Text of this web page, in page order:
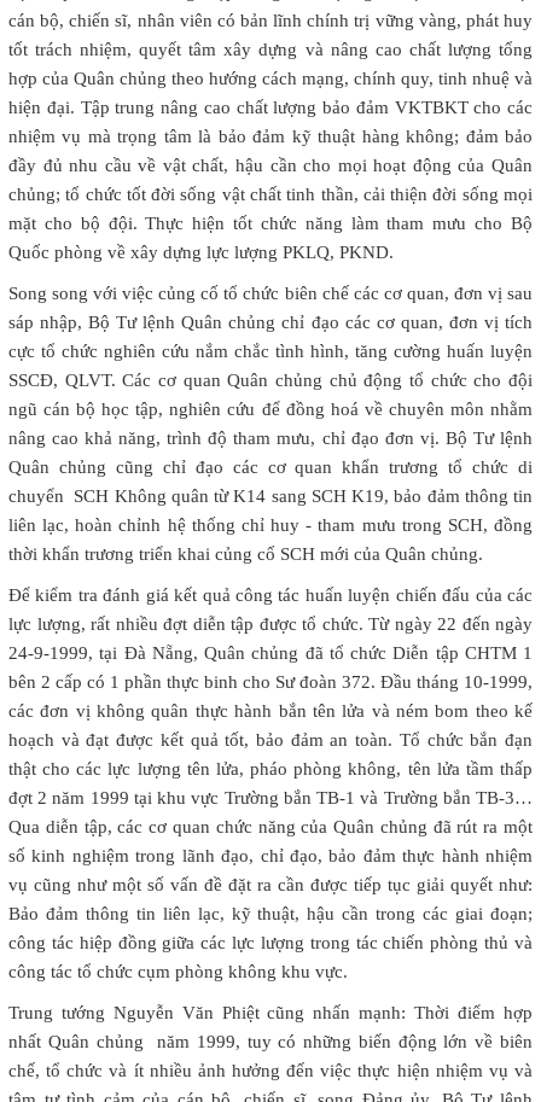
cán bộ, chiến sĩ, nhân viên có bản lĩnh chính trị vững vàng, phát huy
tốt trách nhiệm, quyết tâm xây dựng và nâng cao chất lượng tổng
hợp của Quân chủng theo hướng cách mạng, chính quy, tinh nhuệ và
hiện đại. Tập trung nâng cao chất lượng bảo đảm VKTBKT cho các
nhiệm vụ mà trọng tâm là bảo đảm kỹ thuật hàng không; đảm bảo
đầy đủ nhu cầu về vật chất, hậu cần cho mọi hoạt động của Quân
chủng; tổ chức tốt đời sống vật chất tinh thần, cải thiện đời sống mọi
mặt cho bộ đội. Thực hiện tốt chức năng làm tham mưu cho Bộ
Quốc phòng về xây dựng lực lượng PKLQ, PKND.
Song song với việc củng cố tổ chức biên chế các cơ quan, đơn vị sau
sáp nhập, Bộ Tư lệnh Quân chủng chỉ đạo các cơ quan, đơn vị tích
cực tổ chức nghiên cứu nắm chắc tình hình, tăng cường huấn luyện
SSCĐ, QLVT. Các cơ quan Quân chủng chủ động tổ chức cho đội
ngũ cán bộ học tập, nghiên cứu để đồng hoá về chuyên môn nhằm
nâng cao khả năng, trình độ tham mưu, chỉ đạo đơn vị. Bộ Tư lệnh
Quân chủng cũng chỉ đạo các cơ quan khẩn trương tổ chức di
chuyển SCH Không quân từ K14 sang SCH K19, bảo đảm thông tin
liên lạc, hoàn chỉnh hệ thống chỉ huy - tham mưu trong SCH, đồng
thời khẩn trương triển khai củng cố SCH mới của Quân chủng.
Để kiểm tra đánh giá kết quả công tác huấn luyện chiến đấu của các
lực lượng, rất nhiều đợt diễn tập được tổ chức. Từ ngày 22 đến ngày
24-9-1999, tại Đà Nẵng, Quân chủng đã tổ chức Diễn tập CHTM 1
bên 2 cấp có 1 phần thực binh cho Sư đoàn 372. Đầu tháng 10-1999,
các đơn vị không quân thực hành bắn tên lửa và ném bom theo kế
hoạch và đạt được kết quả tốt, bảo đảm an toàn. Tổ chức bắn đạn
thật cho các lực lượng tên lửa, pháo phòng không, tên lửa tầm thấp
đợt 2 năm 1999 tại khu vực Trường bắn TB-1 và Trường bắn TB-3…
Qua diễn tập, các cơ quan chức năng của Quân chủng đã rút ra một
số kinh nghiệm trong lãnh đạo, chỉ đạo, bảo đảm thực hành nhiệm
vụ cũng như một số vấn đề đặt ra cần được tiếp tục giải quyết như:
Bảo đảm thông tin liên lạc, kỹ thuật, hậu cần trong các giai đoạn;
công tác hiệp đồng giữa các lực lượng trong tác chiến phòng thủ và
công tác tổ chức cụm phòng không khu vực.
Trung tướng Nguyễn Văn Phiệt cũng nhấn mạnh: Thời điểm hợp
nhất Quân chủng năm 1999, tuy có những biến động lớn về biên
chế, tổ chức và ít nhiều ảnh hưởng đến việc thực hiện nhiệm vụ và